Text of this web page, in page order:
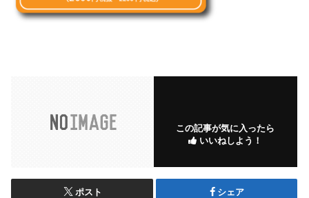
この記事が気に入ったら
いいねしよう！
ポスト シェア